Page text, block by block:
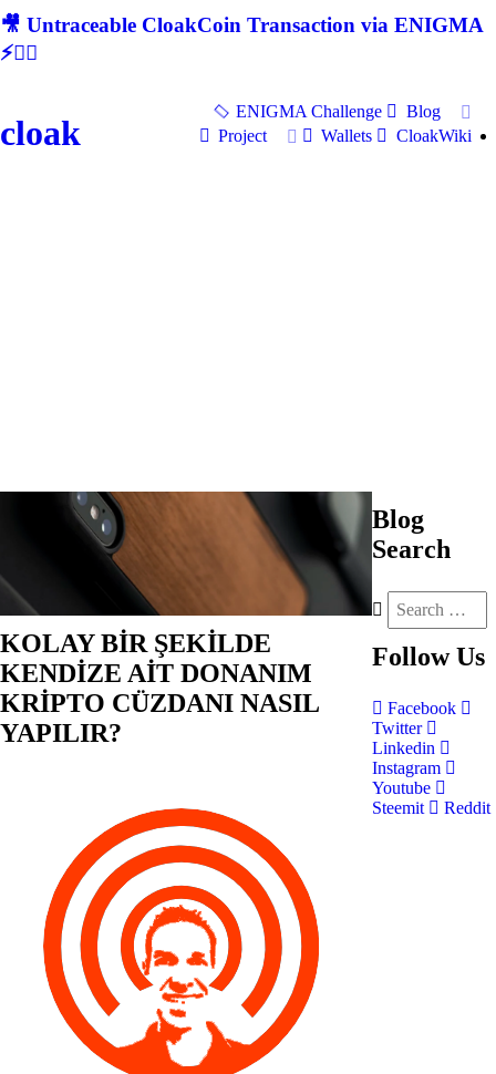
🎥 Untraceable CloakCoin Transaction via ENIGMA
⚡🕵‍♂
cloak
ENIGMA Challenge
Blog
Project
Wallets CloakWiki
KOLAY BİR ŞEKİLDE
KENDİZE AİT DONANIM
KRİPTO CÜZDANI NASIL
YAPILIR?
Blog
Search
Follow Us
Facebook
Twitter
Linkedin
Instagram
Youtube
Steemit
Reddit